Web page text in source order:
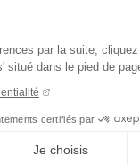
par la suite,
situé dans le pied de
certifiés par
Je choisis